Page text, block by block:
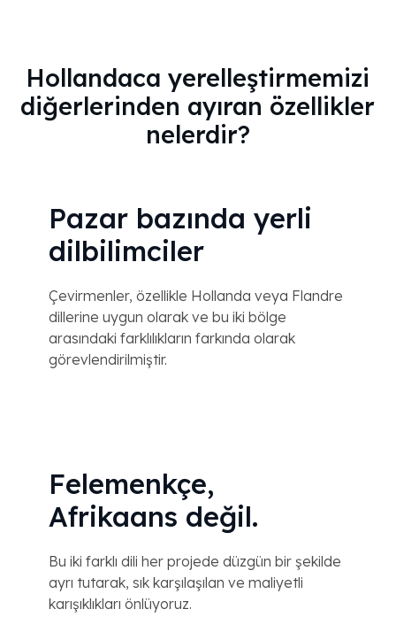
Hollandaca yerelleştirmemizi
diğerlerinden ayıran özellikler
nelerdir?
Pazar bazında yerli
dilbilimciler
Çevirmenler, özellikle Hollanda veya Flandre
dillerine uygun olarak ve bu iki bölge
arasındaki farklılıkların farkında olarak
görevlendirilmiştir.
Felemenkçe,
Afrikaans değil.
Bu iki farklı dili her projede düzgün bir şekilde
ayrı tutarak, sık karşılaşılan ve maliyetli
karışıklıkları önlüyoruz.